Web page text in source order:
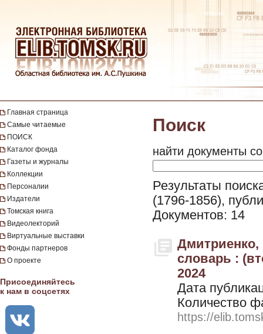
Главная страница
Самые читаемые
ПОИСК
Каталог фонда
Газеты и журналы
Коллекции
Персоналии
Издатели
Томская книга
Видеолекторий
Виртуальные выставки
Фонды партнеров
О проекте
Присоединяйтесь
к нам в соцсетях
Поиск
найти документы
Результаты
(1796-1856),
Документов: 14
словарь :
2024
Дата
Количество
https://